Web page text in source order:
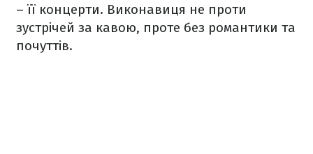
– її концерти. Виконавиця не проти
зустрічей за кавою, проте без романтики та
почуттів.